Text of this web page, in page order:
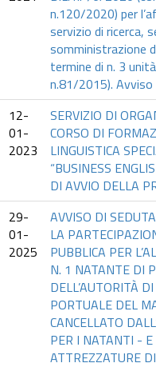
n.120/2020) per
servizio di ricerca,
somministrazione
termine di n. 3
n.81/2015). Avviso
12-
01-
2023
SERVIZIO DI
CORSO DI
LINGUISTICA
“BUSINESS
DI AVVIO DELLA
29-
01-
2025
AVVISO DI
LA
PUBBLICA PER
N. 1 NATANTE DI
DELL’AUTORITÀ
PORTUALE DEL
CANCELLATO
PER I NATANTI - E
ATTREZZATURE